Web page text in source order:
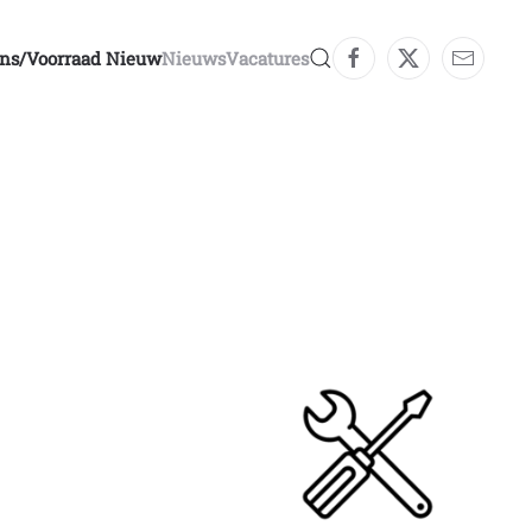
voorraad NieuwNieuwsVacatures